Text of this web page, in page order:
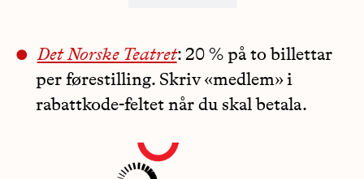
Det Norske Teatret: 20 % på to billettar
per førestilling. Skriv «medlem» i
rabattkode-feltet når du skal betala.